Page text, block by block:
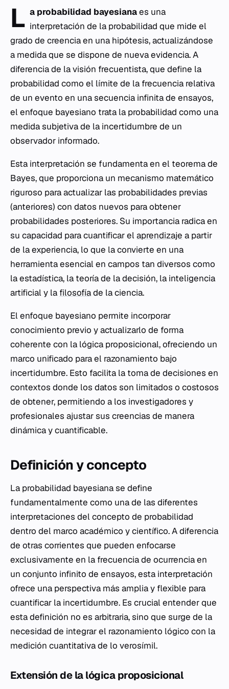
L a probabilidad bayesianaes una
interpretación de la probabilidad que mide el
grado de creencia en una hipótesis, actualizándose
a medida que se dispone de nueva evidencia. A
diferencia de la visión frecuentista, que define la
probabilidad como el límite de la frecuencia relativa
de un evento en una secuencia infinita de ensayos,
el enfoque bayesiano trata la probabilidad como una
medida subjetiva de la incertidumbre de un
observador informado.
Esta interpretación se fundamenta en el teorema de
Bayes, que proporciona un mecanismo matemático
riguroso para actualizar las probabilidades previas
(anteriores) con datos nuevos para obtener
probabilidades posteriores. Su importancia radica en
su capacidad para cuantificar elaprendizaje a partir
de la experiencia, lo que la convierte en una
herramienta esencial en campos tan diversos como
la estadística, la teoría de la decisión, la inteligencia
artificial y la filosofíade la ciencia.
El enfoque bayesiano permite incorporar
conocimiento previo y actualizarlo de forma
coherente con la lógica proposicional, ofreciendo un
marco unificado para el razonamiento bajo
incertidumbre. Esto facilita la toma de decisiones en
contextos donde los datos son limitados o costosos
de obtener, permitiendo a los investigadores y
profesionales ajustar sus creencias de manera
dinámica y cuantificable.
Definición y concepto
La probabilidad bayesiana se define
fundamentalmente como una de las diferentes
interpretaciones del concepto de probabilidad
dentro del marco académico y científico. A diferencia
de otras corrientes que pueden enfocarse
exclusivamente en la frecuencia de ocurrencia en
un conjunto infinito de ensayos, esta interpretación
ofrece una perspectiva más amplia y flexible para
cuantificar la incertidumbre. Es crucial entender que
esta definición no es arbitraria, sino que surge de la
necesidad de integrar el razonamiento lógico con la
medición cuantitativa de lo verosímil.
Extensión de la lógica proposicional